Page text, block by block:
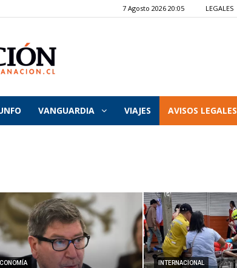
7 Agosto 2026 20:05 LEGALES
VANGUARDIA VIAJES AVISOS LEGALES
INTERNACIONAL